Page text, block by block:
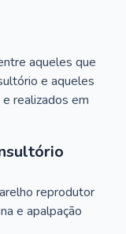
aqueles que
e aqueles
realizados em
reprodutor
e apalpação